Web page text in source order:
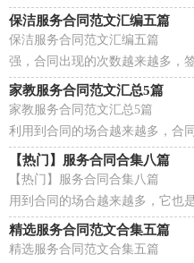
和义务。那么合同书的格式，你
保洁服务合同范文汇编五篇
保洁服务合同范文汇编五篇
强，合同出现的次数越来越多，
要措施。知道吗，写合同可是有
家教服务合同范文汇总5篇
家教服务合同范文汇总5篇
利用到合同的场合越来越多，合
知道合同的主要内容是什么吗？
【热门】服务合同合集八篇
【热门】服务合同合集八篇
用到合同的场合越来越多，它也
写合同可是有方法的哦，下面是
精选服务合同范文合集五篇
精选服务合同范文合集五篇